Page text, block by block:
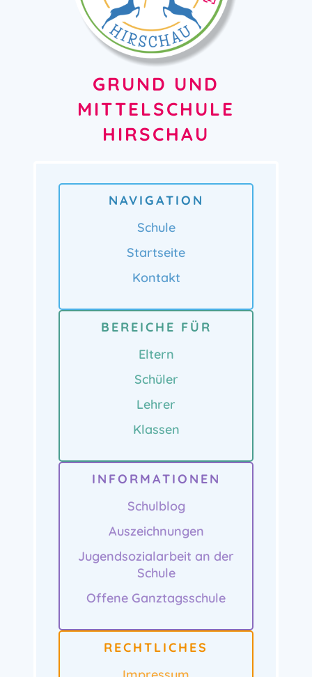
GRUND UND
MITTELSCHULE
HIRSCHAU
NAVIGATION
Schule
Startseite
Kontakt
BEREICHE FÜR
Eltern
Schüler
Lehrer
Klassen
INFORMATIONEN
Schulblog
Auszeichnungen
Jugendsozialarbeit an der
Schule
Offene Ganztagsschule
RECHTLICHES